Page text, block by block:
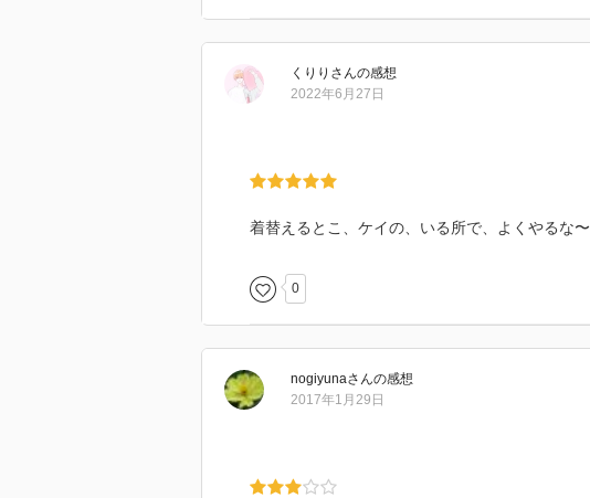
くりり さんの感想
2022年6月27日
着替えるとこ、ケイの、いる所で、よくやるな〜
0
nogiyunaさんの感想
2017年1月29日